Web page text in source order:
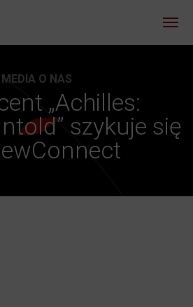
MEDIA O NAS
„Achilles:
szykuje się